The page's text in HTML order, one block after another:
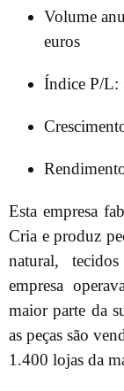
Volume
euros
Índice P/L:
Esta empresa
Cria e produz
natural,
empresa
maior parte da
as peças são
1.400 lojas da